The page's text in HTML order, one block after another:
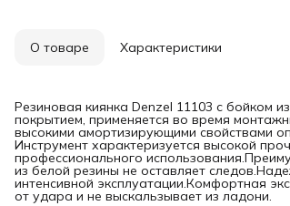
О товаре Характеристики
Резиновая киянка Denzel 11103 с бойком
покрытием, применяется во время
высокими амортизирующими свойствами
Инструмент характеризуется высокой
профессионального
из белой резины не оставляет
интенсивной эксплуатации.Комфортная
от удара и не выскальзывает из ладони.